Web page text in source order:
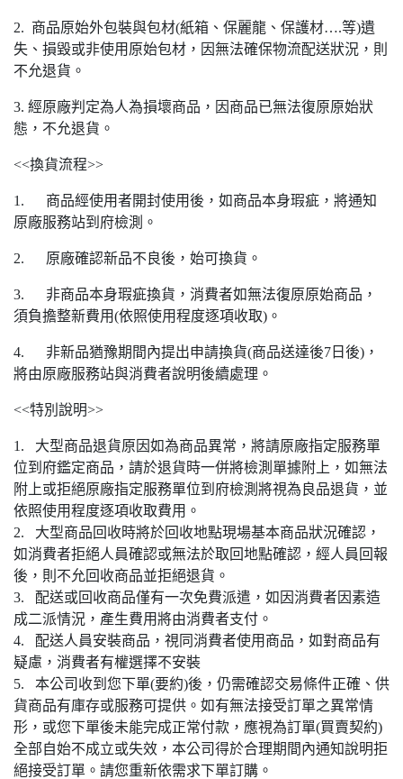
2. 商品原始外包裝與包材(紙箱、保麗龍、保護材….等)遺
失、損毀或非使用原始包材，因無法確保物流配送狀況，則
不允退貨。
3. 經原廠判定為人為損壞商品，因商品已無法復原原始狀
態，不允退貨。
<<換貨流程>>
1. 商品經使用者開封使用後，如商品本身瑕疵，將通知
原廠服務站到府檢測。
2. 原廠確認新品不良後，始可換貨。
3. 非商品本身瑕疵換貨，消費者如無法復原原始商品，
須負擔整新費用(依照使用程度逐項收取)。
4. 非新品猶豫期間內提出申請換貨(商品送達後7日後)，
將由原廠服務站與消費者說明後續處理。
<<特別說明>>
1. 大型商品退貨原因如為商品異常，將請原廠指定服務單
位到府鑑定商品，請於退貨時一併將檢測單據附上，如無法
附上或拒絕原廠指定服務單位到府檢測將視為良品退貨，並
依照使用程度逐項收取費用。
2. 大型商品回收時將於回收地點現場基本商品狀況確認，
如消費者拒絕人員確認或無法於取回地點確認，經人員回報
後，則不允回收商品並拒絕退貨。
3. 配送或回收商品僅有一次免費派遣，如因消費者因素造
成二派情況，產生費用將由消費者支付。
4. 配送人員安裝商品，視同消費者使用商品，如對商品有
疑慮，消費者有權選擇不安裝
5. 本公司收到您下單(要約)後，仍需確認交易條件正確、供
貨商品有庫存或服務可提供。如有無法接受訂單之異常情
形，或您下單後未能完成正常付款，應視為訂單(買賣契約)
全部自始不成立或失效，本公司得於合理期間內通知說明拒
絕接受訂單。請您重新依需求下單訂購。